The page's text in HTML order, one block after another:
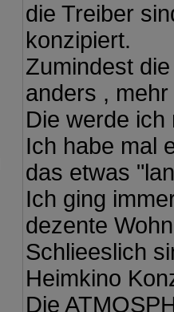
die Treiber
konzipiert.
Zumindest
anders ,
Die werde
Ich habe mal
das etwas
Ich ging
dezente
Schlieeslich
Heimkino
Die